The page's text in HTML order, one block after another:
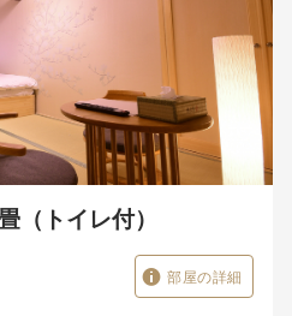
（トイレ付）
部屋の詳細